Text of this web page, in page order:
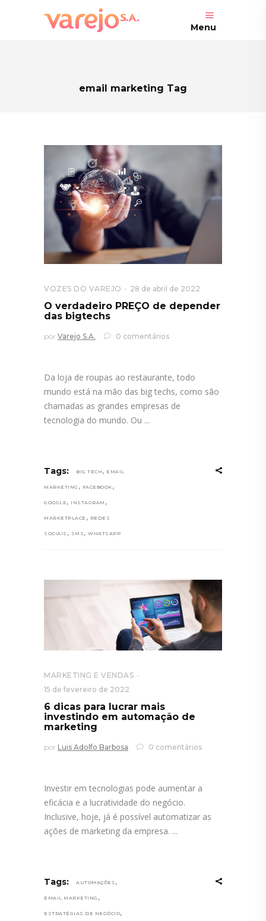
Menu
email marketing Tag
VOZES DO VAREJO 28 de abril de 2022
O verdadeiro PREÇO de depender
das bigtechs
por Varejo S.A. 0 comentários
Da loja de roupas ao restaurante, todo
mundo está na mão das big techs, como são
chamadas as grandes empresas de
tecnologia do mundo. Ou
Tags: BIG TECH , EMAIL
MARKETING , FACEBOOK ,
GOOGLE , INSTAGRAM ,
MARKETPLACE , REDES
SOCIAIS , SMS , WHATSAPP
MARKETING E VENDAS
15 de fevereiro de 2022
6 dicas para lucrar mais
investindo em automação de
marketing
por Luis Adolfo Barbosa 0 comentários
Investir em tecnologias pode aumentar a
eficácia e a lucratividade do negócio.
Inclusive, hoje, já é possível automatizar as
ações de marketing da empresa.
Tags: AUTOMAÇÕES ,
EMAIL MARKETING ,
ESTRATÉGIAS DE NEGÓCIO,